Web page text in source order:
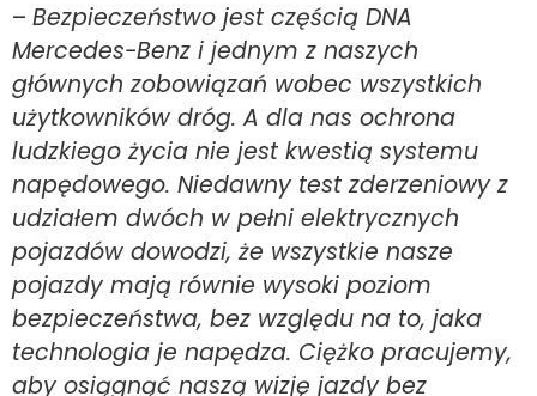
– Bezpieczeństwo jest częścią DNA
Mercedes-Benz i jednym z naszych
głównych zobowiązań wobec wszystkich
użytkowników dróg. A dla nas ochrona
ludzkiego życia nie jest kwestią systemu
napędowego. Niedawny test zderzeniowy z
udziałem dwóch w pełni elektrycznych
pojazdów dowodzi, że wszystkie nasze
pojazdy mają równie wysoki poziom
bezpieczeństwa, bez względu na to, jaka
technologia je napędza. Ciężko pracujemy,
aby osiągnąć naszą wizję jazdy bez